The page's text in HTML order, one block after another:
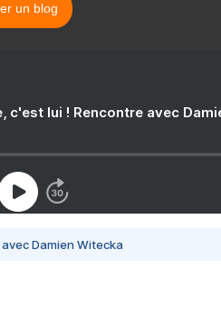
un blog
c'est lui ! Rencontre avec
Damien Witecka